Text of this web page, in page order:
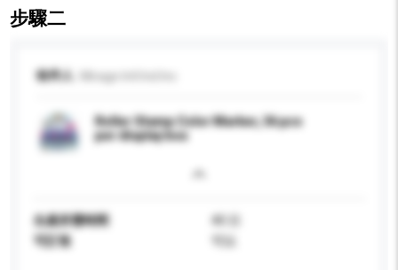
步驟二
收件人
Roller Stamp Color Marker, 36 pcs
per display box
生產所需時間
40 日
可訂造
可以